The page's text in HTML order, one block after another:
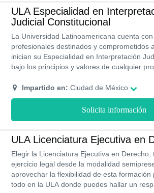
respaldo de una institución con trayectoria.
ULA Especialidad en
Judicial Constitucional
La Universidad Latinoamericana cuenta
profesionales destinados y comprometidos
inician su Especialidad en Interpretación
bajo los principios y valores de cualquier
así como académicos han sido diseñados
estudiante tenga una experiencia
Impartido en: Ciudad de México
Solicita información
ULA Licenciatura Ejecutiva en
Elegir la Licenciatura Ejecutiva en Derecho,
ejercicio legal desde la modalidad
aprovechar la flexibilidad de esta formación
todo en la ULA donde puedes hallar un